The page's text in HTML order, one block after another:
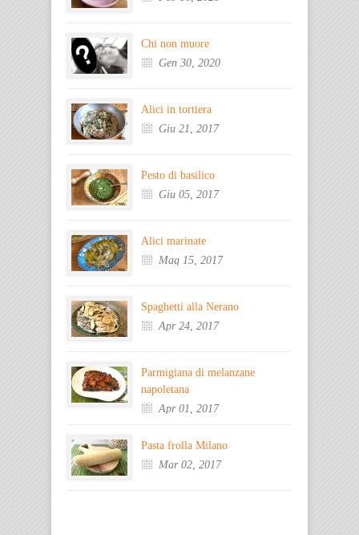
Chi non muore
Gen 30, 2020
Alici in tortiera
Giu 21, 2017
Pesto di basilico
Giu 05, 2017
Alici marinate
Mag 15, 2017
Spaghetti alla Nerano
Apr 24, 2017
Parmigiana di melanzane
napoletana
Apr 01, 2017
Pasta frolla Milano
Mar 02, 2017